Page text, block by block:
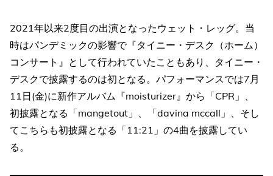
2021年以来2度目の出演となったウェット・レッグ。当
時はパンデミックの影響で『タイニー・デスク（ホーム）
コンサート』として行われていたこともあり、タイニー・
デスクで披露するのは初となる。パフォーマンスでは7月
11日(金)に新作アルバム『moisturizer』から「CPR」、
初披露となる「mangetout」、「davina mccall」、そし
てこちらも初披露となる「11:21」の4曲を披露してい
る。